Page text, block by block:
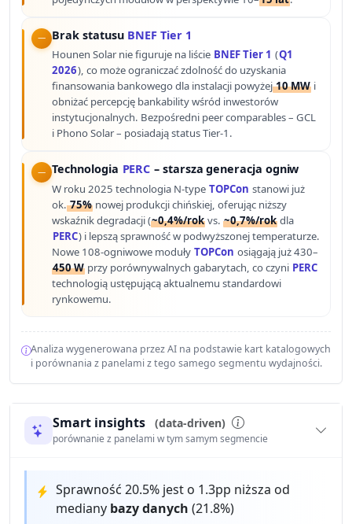
Brak statusu BNEF Tier 1
Hounen Solar nie figuruje na liście BNEF Tier 1 (Q1
2026), co może ograniczać zdolność do uzyskania
finansowania bankowego dla instalacji powyżej10 MW i
obniżać percepcję bankability wśród inwestorów
instytucjonalnych. Bezpośredni peer comparables – GCL
i Phono Solar – posiadają status Tier-1.
Technologia PERC – starsza generacja ogniw
W roku 2025 technologia N-type TOPCon stanowi już
ok.75% nowej produkcji chińskiej, oferując niższy
wskaźnik degradacji (~0,4%/rok vs.~0,7%/rok dla
PERC) i lepszą sprawność w podwyższonej temperaturze.
Nowe 108-ogniwowe moduły TOPCon osiągają już 430–
450 W przy porównywalnych gabarytach, co czyni PERC
technologią ustępującą aktualnemu standardowi
rynkowemu.
Analiza wygenerowana przez AI na podstawie kart katalogowych
i porównania z panelami z tego samego segmentu wydajności.
Smart insights (data-driven)
porównanie z panelami w tym samym segmencie
Sprawność 20.5% jest o 1.3pp niższa od
mediany bazy danych (21.8%)